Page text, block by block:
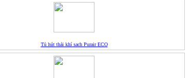
Tủ hút thải khí sach Purair ECO